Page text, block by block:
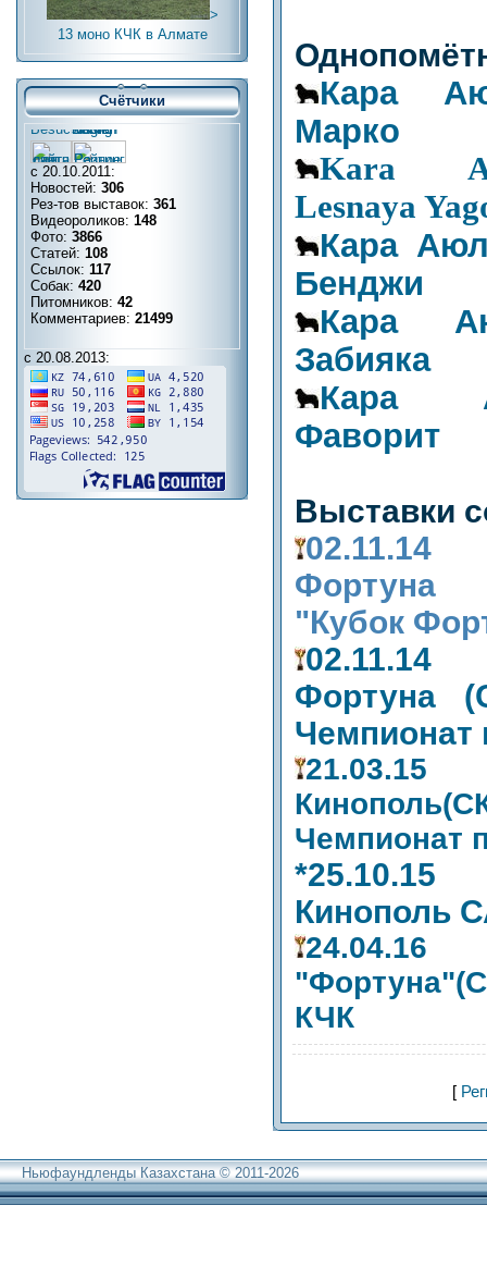
>
13 моно КЧК в Алмате
Счётчики
с 20.10.2011:
Новостей: 306
Рез-тов выставок: 361
Видеороликов: 148
Фото: 3866
Статей: 108
Ссылок: 117
Собак: 420
Питомников: 42
Комментариев: 21499
с 20.08.2013:
Кара
Марко
Kara
Lesnaya
Кара
Бенджи
Кара
Забияка
Кара
Фаворит
Выставки
Фортуна
"Кубок
Фортуна
Чемпионат
Чемпионат
Кинополь
КЧК
[
Ньюфаундленды Казахстана © 2011-2026